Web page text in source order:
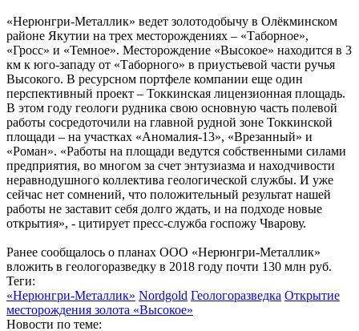
«Нерюнгри-Металлик» ведет золотодобычу в Олёкминском
районе Якутии на трех месторождениях – «Таборное»,
«Гросс» и «Темное». Месторождение «Высокое» находится в 3
км к юго-западу от «Таборного» в приустьевой части ручья
Высокого. В ресурсном портфеле компании еще один
перспективный проект – Токкинская лицензионная площадь.
В этом году геологи рудника свою основную часть полевой
работы сосредоточили на главной рудной зоне Токкинской
площади – на участках «Аномалия-13», «Врезанный» и
«Роман». «Работы на площади ведутся собственными силами
предприятия, во многом за счет энтузиазма и находчивости
неравнодушного коллектива геологической службы. И уже
сейчас нет сомнений, что положительный результат нашей
работы не заставит себя долго ждать, и на подходе новые
открытия», - цитирует пресс-служба госпожу Чварову.
Ранее сообщалось о планах ООО «Нерюнгри-Металлик»
вложить в геологоразведку в 2018 году почти 130 млн руб.
Теги:
«Нерюнгри-Металлик» Nordgold Геологоразведка Открытие
месторождения золота «Высокое»
Новости по теме: